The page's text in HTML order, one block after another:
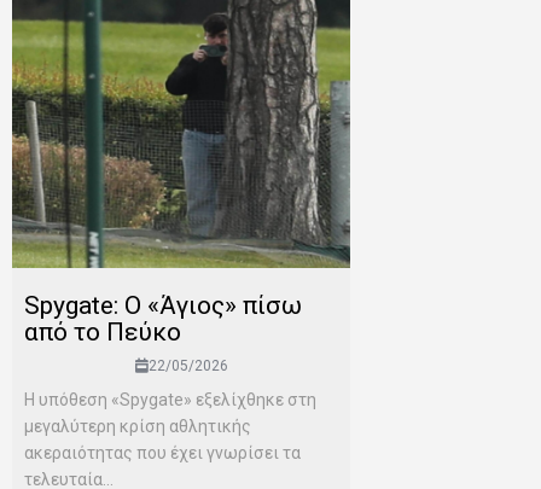
Spygate: Ο «Άγιος» πίσω
από το Πεύκο
22/05/2026
Η υπόθεση «Spygate» εξελίχθηκε στη
μεγαλύτερη κρίση αθλητικής
ακεραιότητας που έχει γνωρίσει τα
τελευταία...